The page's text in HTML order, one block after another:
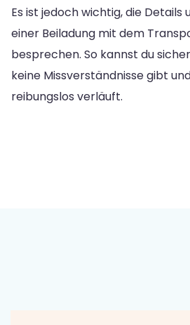
Es ist jedoch wichtig, die Details
einer Beiladung mit dem
besprechen. So kannst du
keine Missverständnisse gibt
reibungslos verläuft.